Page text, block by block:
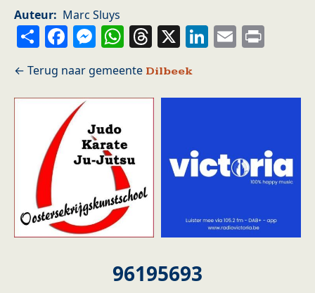
Auteur
Marc Sluys
ShareFacebook
Messenger
WhatsApp
Threads
X LinkedIn
Email
Dilbeek
96195693